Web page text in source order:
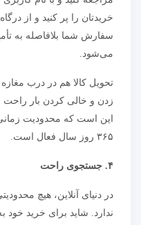
خریدتان را پر کنید و از
سفارش شما بلافاصله به
می‌شود.
تحویل کالا هم در درب
زدن و خالی کردن بار راحت
۳۶۵ روز سال فعال است.
۴. جستجوی راحت
در دنیای آنلاین، هیچ
ندارد. شاید برای خرید خود